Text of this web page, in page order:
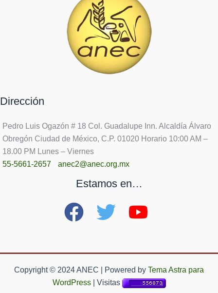
Dirección
Pedro Luis Ogazón # 18 Col. Guadalupe Inn. Alcaldía Álvaro
Obregón Ciudad de México, C.P. 01020 Horario 10:00 AM –
18.00 PM Lunes – Viernes
55-5661-2657
anec2@anec.org.mx
Estamos en…
Copyright © 2024 ANEC | Powered by Tema Astra para
WordPress| Visitas